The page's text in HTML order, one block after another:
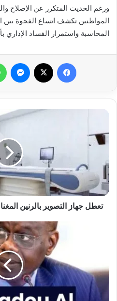
ورغم الحديث المتكرر عن الإصلاح
المواطنين تكشف اتساع الفجوة بين
المحاسبة واستمرار الفساد الإداري
فيسبوك
تعطل جهاز التصوير بالرنين